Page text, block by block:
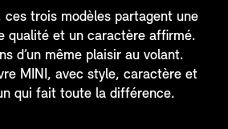
ces trois modèles partagent une
qualité et un caractère affirmé.
d’un même plaisir au volant.
MINI, avec style, caractère et
qui fait toute la différence.